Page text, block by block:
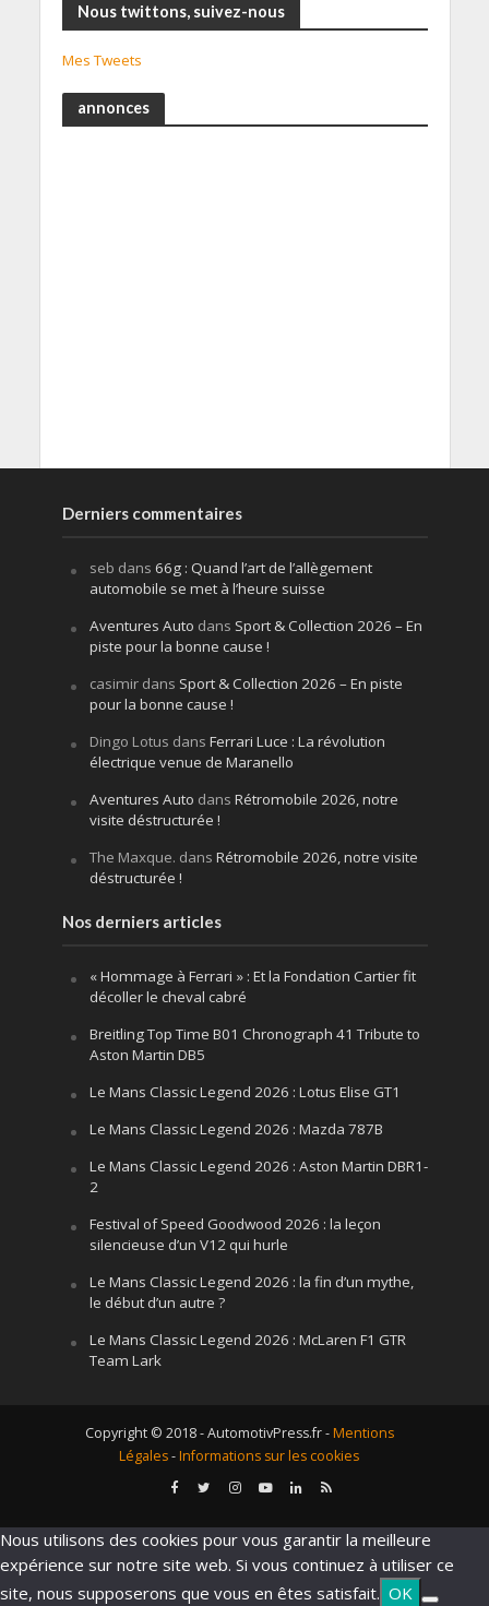
Nous twittons, suivez-nous
Mes Tweets
annonces
Derniers commentaires
seb dans 66g : Quand l’art de l’allègement
automobile se met à l’heure suisse
Aventures Auto dans Sport & Collection 2026 – En
piste pour la bonne cause !
casimirdans Sport & Collection 2026 – En piste
pour la bonne cause !
Dingo Lotus dans Ferrari Luce : La révolution
électrique venue de Maranello
Aventures Auto dans Rétromobile 2026, notre
visite déstructurée !
The Maxque. dans Rétromobile 2026, notre visite
déstructurée !
Nos derniers articles
« Hommage à Ferrari » : Et la Fondation Cartier fit
décoller le cheval cabré
Breitling Top Time B01 Chronograph 41 Tribute to
Aston Martin DB5
Le Mans Classic Legend 2026 : Lotus Elise GT1
Le Mans Classic Legend 2026 : Mazda 787B
Le Mans Classic Legend 2026 : Aston Martin DBR1-
2
Festival of Speed Goodwood 2026 : la leçon
silencieuse d’un V12 qui hurle
Le Mans Classic Legend 2026 : la fin d’un mythe,
le début d’un autre ?
Le Mans Classic Legend 2026 : McLaren F1 GTR
Team Lark
Copyright © 2018 - AutomotivPress.fr -Mentions
Légales-Informations sur les cookies
Nous utilisons des cookies pour vous garantir la meilleure
expérience sur notre site web. Si vous continuez à utiliser ce
site, nous supposerons que vous en êtes satisfait. OK